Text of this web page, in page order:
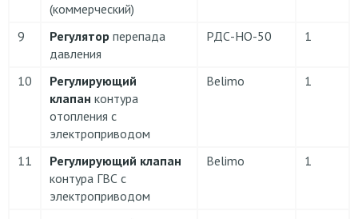
(коммерческий)
9 Регулятор перепада
давления
РДС-НО-50 1
10
Регулирующий
клапан контура
отопления с
электроприводом
Belimo 1
11
Регулирующий клапан
контура ГВС с
электроприводом
Belimo 1